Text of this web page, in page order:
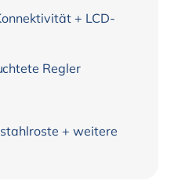
+ LCD-
Regler
+ weitere